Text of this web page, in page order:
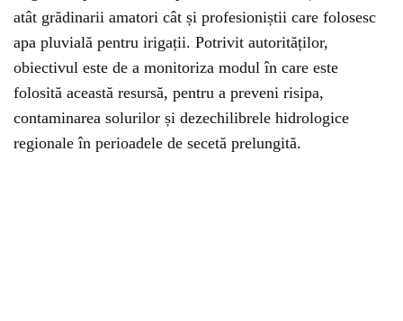
atât grădinarii amatori cât și profesioniștii care folosesc
apa pluvială pentru irigații. Potrivit autorităților,
obiectivul este de a monitoriza modul în care este
folosită această resursă, pentru a preveni risipa,
contaminarea solurilor și dezechilibrele hidrologice
regionale în perioadele de secetă prelungită.